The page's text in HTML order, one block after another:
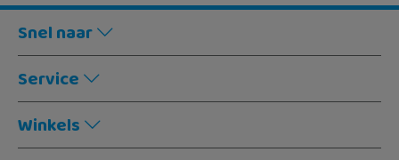
Snel naar
Service
Winkels